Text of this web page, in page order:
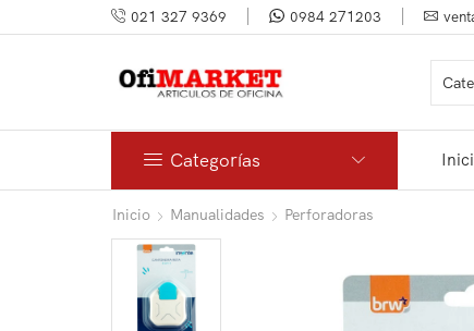
021 327 9369 0984 271203
Categorías
Inicio Manualidades Perforadoras